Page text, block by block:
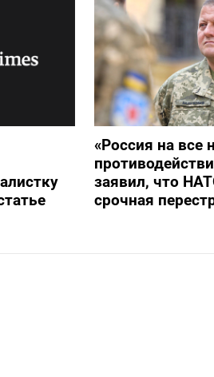
«Россия на все
заявил, что
срочная